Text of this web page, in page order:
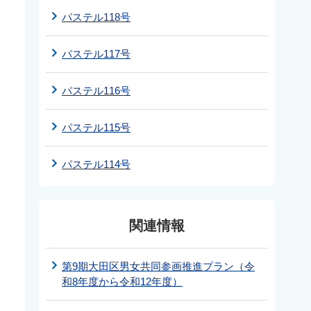
パステル118号
パステル117号
パステル116号
パステル115号
パステル114号
関連情報
第9期大田区男女共同参画推進プラン（令
和8年度から令和12年度）